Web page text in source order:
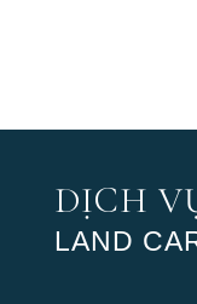
DỊCH
LAND